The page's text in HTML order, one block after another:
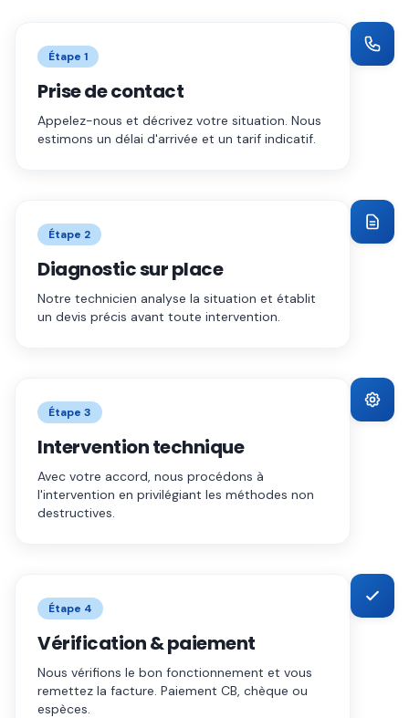
Étape 1
Prise de contact
Appelez-nous et décrivez votre situation. Nous
estimons un délai d'arrivée et un tarif indicatif.
Étape 2
Diagnostic sur place
Notre technicien analyse la situation et établit
un devis précis avant toute intervention.
Étape 3
Intervention technique
Avec votre accord, nous procédons à
l'intervention en privilégiant les méthodes non
destructives.
Étape 4
Vérification & paiement
Nous vérifions le bon fonctionnement et vous
remettez la facture. Paiement CB, chèque ou
espèces.